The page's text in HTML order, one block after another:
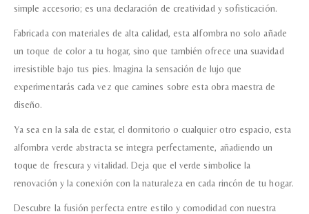
simple accesorio; es una declaración de creatividad y sofisticación.
Fabricada con materiales de alta calidad, esta alfombra no solo añade
un toque de color a tu hogar, sino que también ofrece una suavidad
irresistible bajo tus pies. Imagina la sensación de lujo que
experimentarás cada vez que camines sobre esta obra maestra de
diseño.
Ya sea en la sala de estar, el dormitorio o cualquier otro espacio, esta
alfombra verde abstracta se integra perfectamente, añadiendo un
toque de frescura y vitalidad. Deja que el verde simbolice la
renovación y la conexión con la naturaleza en cada rincón de tu hogar.
Descubre la fusión perfecta entre estilo y comodidad con nuestra